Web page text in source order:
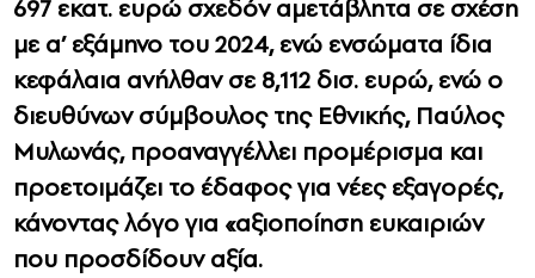
697 εκατ. ευρώ σχεδόν αμετάβλητα σε σχέση
με α’ εξάμηνο του 2024, ενώ ενσώματα ίδια
κεφάλαια ανήλθαν σε 8,112 δισ. ευρώ, ενώ ο
διευθύνων σύμβουλος της Εθνικής, Παύλος
Μυλωνάς, προαναγγέλλει προμέρισμα και
προετοιμάζει το έδαφος για νέες εξαγορές,
κάνοντας λόγο για «αξιοποίηση ευκαιριών
που προσδίδουν αξία.